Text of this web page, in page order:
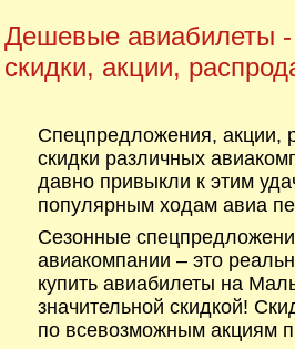
Дешевые авиабилеты -
скидки, акции,
Спецпредложения, акции,
скидки различных
давно привыкли к этим
популярным ходам авиа
Сезонные
авиакомпании – это
купить авиабилеты на
значительной скидкой!
по всевозможным акциям